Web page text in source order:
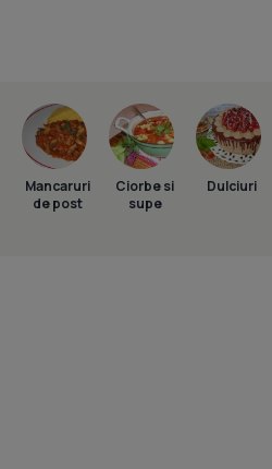
Mancaruri
de post
Ciorbe si
supe
Dulciuri